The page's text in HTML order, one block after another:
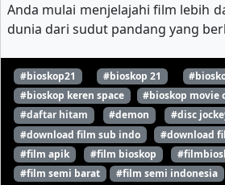
Anda mulai menjelajahi film lebih
dunia dari sudut pandang yang
#bioskop21 #bioskop 21
#bioskop keren space
#bioskop movie
#daftar hitam
#demon #disc
#download film sub indo
#download
#film apik
#film bioskop
#film semi barat
#film semi indonesia